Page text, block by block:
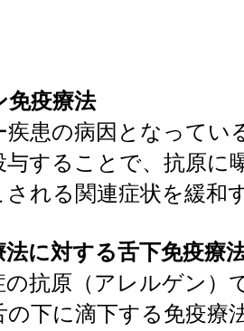
免疫療法
疾患の病因となってい
することで、抗原に
される関連症状を緩和
に対する舌下免疫療
の抗原（アレルゲン）
の下に滴下する免疫療